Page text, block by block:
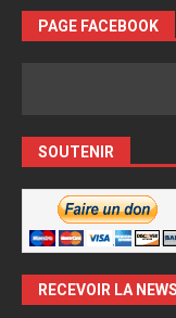
PAGE FACEBOOK
SOUTENIR
RECEVOIR LA